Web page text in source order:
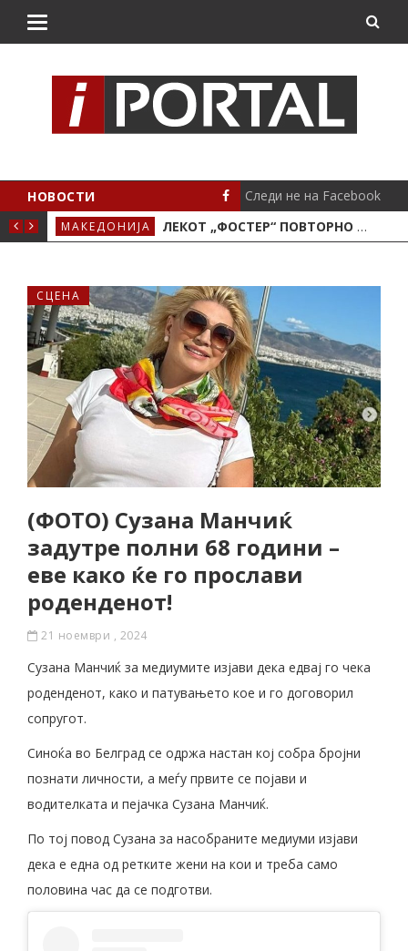
НОВОСТИ
МАКЕДОНИЈА ЛЕКОТ „ФОСТЕР“ ПОВТОРНО ЌЕ СЕ ЗЕМА ПО СТАРА ЦЕНА
Следи не на Facebook
СЦЕНА
(ФОТО) Сузана Манчиќ
задутре полни 68 години –
еве како ќе го прослави
роденденот!
21 ноември , 2024
Сузана Манчиќ за медиумите изјави дека едвај го чека
роденденот, како и патувањето кое и го договорил
сопругот.
Синоќа во Белград се одржа настан кој собра бројни
познати личности, а меѓу првите се појави и
водителката и пејачка Сузана Манчиќ.
По тој повод Сузана за насобраните медиуми изјави
дека е една од ретките жени на кои и треба само
половина час да се подготви.